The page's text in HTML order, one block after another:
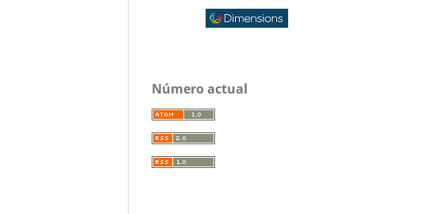
Número actual